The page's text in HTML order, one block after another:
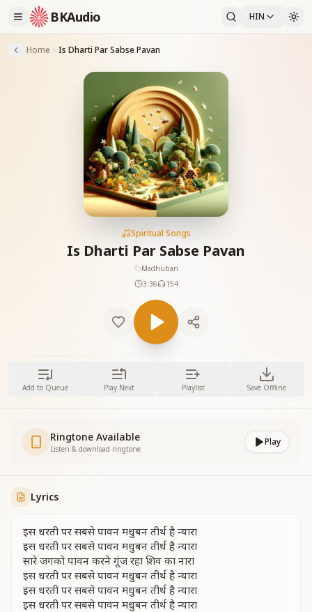
BKAudio HIN
Home Is Dharti Par Sabse Pavan
Spiritual Songs
Is Dharti Par Sabse Pavan
Madhuban
3:36
154
Add to Queue Play Next Playlist Save Offline
Ringtone Available
Listen & download ringtone
Play
Lyrics
इस धरती पर सबसे पावन मधुबन तीर्थ है न्यारा
इस धरती पर सबसे पावन मधुबन तीर्थ है न्यारा
सारे जगको पावन करने गूंज रहा शिव का नारा
इस धरती पर सबसे पावन मधुबन तीर्थ है न्यारा
इस धरती पर सबसे पावन मधुबन तीर्थ है न्यारा
इस धरती पर सबसे पावन मधुबन तीर्थ है न्यारा